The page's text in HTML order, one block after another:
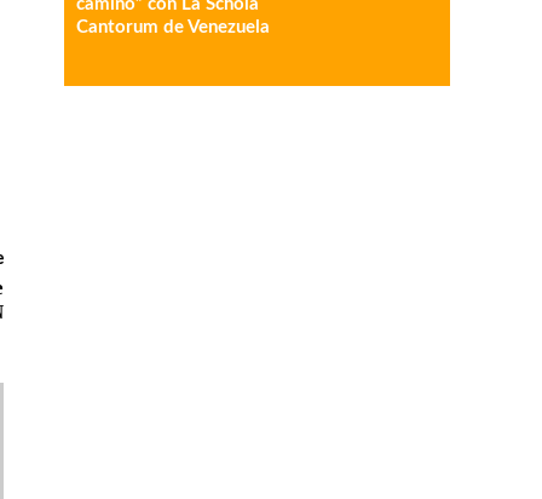
camino” con La Schola
Cantorum de Venezuela